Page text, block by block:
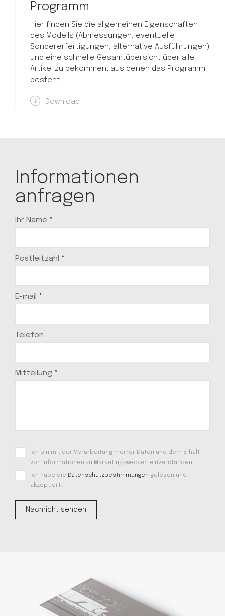
Programm
Hier finden Sie die allgemeinen Eigenschaften
des Modells (Abmessungen, eventuelle
Sondererfertigungen, alternative Ausführungen)
und eine schnelle Gesamtübersicht über alle
Artikel zu bekommen, aus denen das Programm
besteht.
Download
Informationen
anfragen
Ihr Name *
Postleitzahl *
E-mail *
Telefon
Mitteilung *
Ich bin mit der Verarbeitung meiner Daten und dem Erhalt
von Informationen zu Marketingzwecken einverstanden.
Ich habe die Datenschutzbestimmungen gelesen und
akzeptiert.